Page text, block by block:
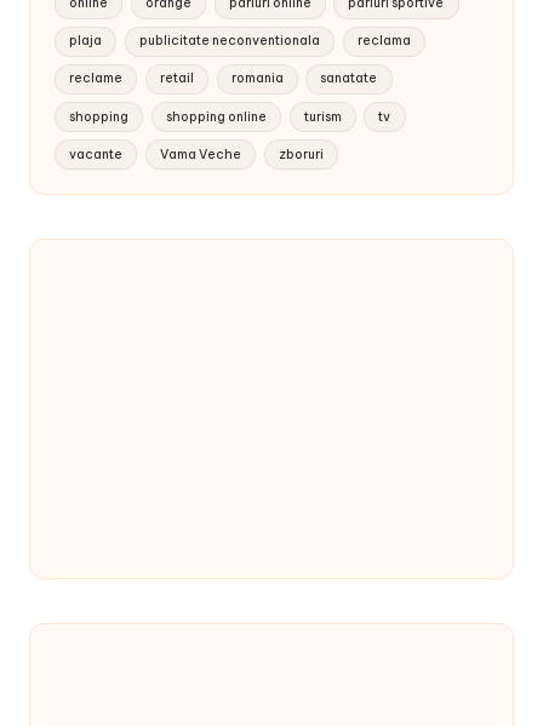
online orange pariuri online pariuri sportive
plaja publicitate neconventionala reclama
reclame retail romania sanatate
shopping shopping online turism tv
vacante Vama Veche zboruri